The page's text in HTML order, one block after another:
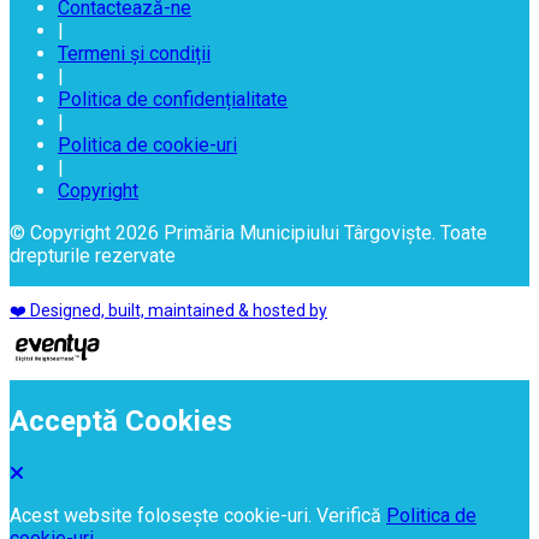
Contactează-ne
Termeni și condiții
Politica de confidențialitate
Politica de cookie-uri
Copyright
© Copyright 2026 Primăria Municipiului Târgoviște. Toate
drepturile rezervate
❤️ Designed, built, maintained & hosted by
Acceptă Cookies
Acest website folosește cookie-uri. Verifică Politica de